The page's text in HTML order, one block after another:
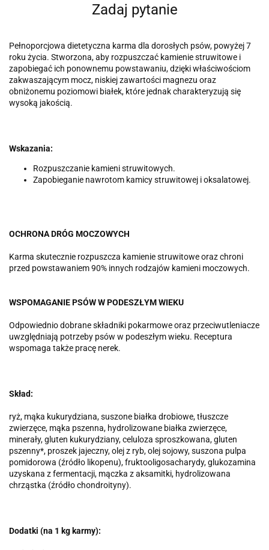
Zadaj pytanie
Pełnoporcjowa dietetyczna karma dla dorosłych psów, powyżej 7
roku życia. Stworzona, aby rozpuszczać kamienie struwitowe i
zapobiegać ich ponownemu powstawaniu, dzięki właściwościom
zakwaszającym mocz, niskiej zawartości magnezu oraz
obniżonemu poziomowi białek, które jednak charakteryzują się
wysoką jakością.
Wskazania:
Rozpuszczanie kamieni struwitowych.
Zapobieganie nawrotom kamicy struwitowej i oksalatowej.
OCHRONA DRÓG MOCZOWYCH
Karma skutecznie rozpuszcza kamienie struwitowe oraz chroni
przed powstawaniem 90% innych rodzajów kamieni moczowych.
WSPOMAGANIE PSÓW W PODESZŁYM WIEKU
Odpowiednio dobrane składniki pokarmowe oraz przeciwutleniacze
uwzględniają potrzeby psów w podeszłym wieku. Receptura
wspomaga także pracę nerek.
Skład:
ryż, mąka kukurydziana, suszone białka drobiowe, tłuszcze
zwierzęce, mąka pszenna, hydrolizowane białka zwierzęce,
minerały, gluten kukurydziany, celuloza sproszkowana, gluten
pszenny*, proszek jajeczny, olej z ryb, olej sojowy, suszona pulpa
pomidorowa (źródło likopenu), fruktooligosacharydy, glukozamina
uzyskana z fermentacji, mączka z aksamitki, hydrolizowana
chrząstka (źródło chondroityny).
Dodatki (na 1 kg karmy):